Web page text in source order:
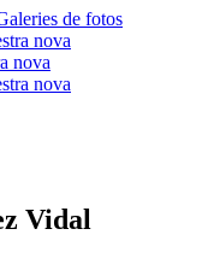
de fotos
nova
nova
nova
Vidal